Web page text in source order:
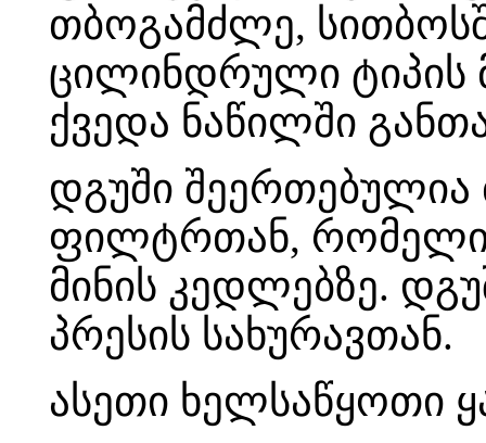
თბოგამძლე,
ცილინდრული ტიპის
ქვედა ნაწილში
დგუში შეერთებულია
ფილტრთან,
მინის კედლებზე.
პრესის სახურავთან.
ასეთი ხელსაწყოთი